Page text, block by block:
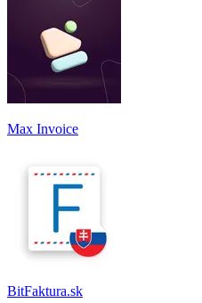
Max Invoice
BitFaktura.sk